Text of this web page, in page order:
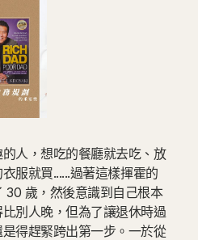
人，想吃的餐廳就去吃、放
服就買......過著這樣揮霍的
30 歲，然後意識到自己根本
別人晚，但為了讓退休時過
得趕緊跨出第一步。一於從